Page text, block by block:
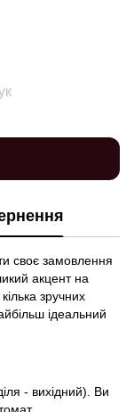
своє замовлення
акцент на
зручних
ідеальний
- вихідний). Ви